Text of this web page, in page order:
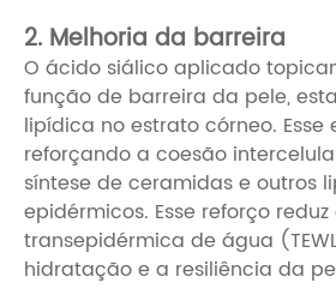
2. Melhoria da barreira
O ácido siálico aplicado
função de barreira da pele,
lipídica no estrato córneo.
reforçando a coesão
síntese de ceramidas e outros
epidérmicos. Esse reforço
transepidérmica de água
hidratação e a resiliência da